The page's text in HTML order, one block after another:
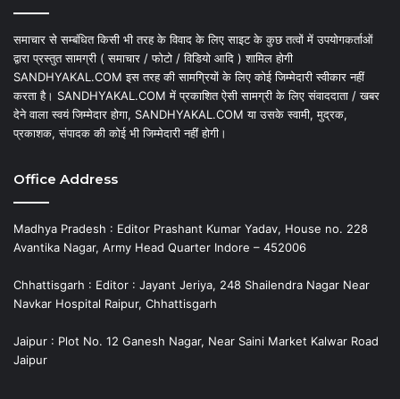
समाचार से सम्बंधित किसी भी तरह के विवाद के लिए साइट के कुछ तत्वों में उपयोगकर्ताओं
द्वारा प्रस्तुत सामग्री ( समाचार / फोटो / विडियो आदि ) शामिल होगी
SANDHYAKAL.COM इस तरह की सामग्रियों के लिए कोई जिम्मेदारी स्वीकार नहीं
करता है। SANDHYAKAL.COM में प्रकाशित ऐसी सामग्री के लिए संवाददाता / खबर
देने वाला स्वयं जिम्मेदार होगा, SANDHYAKAL.COM या उसके स्वामी, मुद्रक,
प्रकाशक, संपादक की कोई भी जिम्मेदारी नहीं होगी।
Office Address
Madhya Pradesh : Editor Prashant Kumar Yadav, House no. 228
Avantika Nagar, Army Head Quarter Indore – 452006
Chhattisgarh : Editor : Jayant Jeriya, 248 Shailendra Nagar Near
Navkar Hospital Raipur, Chhattisgarh
Jaipur : Plot No. 12 Ganesh Nagar, Near Saini Market Kalwar Road
Jaipur